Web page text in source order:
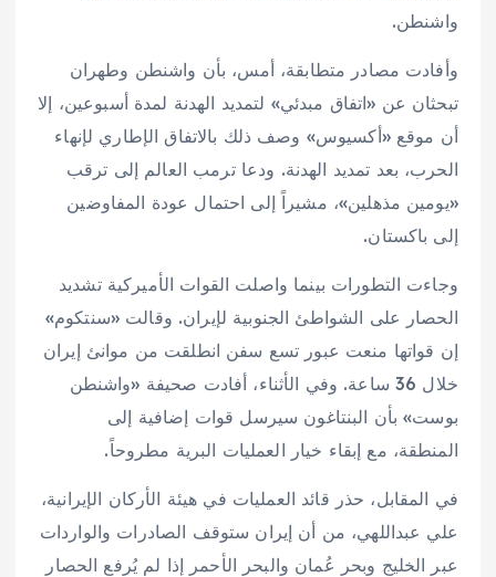
واشنطن.
وأفادت مصادر متطابقة، أمس، بأن واشنطن وطهران
تبحثان عن «اتفاق مبدئي» لتمديد الهدنة لمدة أسبوعين، إلا
أن موقع «أكسيوس» وصف ذلك بالاتفاق الإطاري لإنهاء
الحرب، بعد تمديد الهدنة. ودعا ترمب العالم إلى ترقب
«يومين مذهلين»، مشيراً إلى احتمال عودة المفاوضين
إلى باكستان.
وجاءت التطورات بينما واصلت القوات الأميركية تشديد
الحصار على الشواطئ الجنوبية لإيران. وقالت «سنتكوم»
إن قواتها منعت عبور تسع سفن انطلقت من موانئ إيران
خلال 36 ساعة. وفي الأثناء، أفادت صحيفة «واشنطن
بوست» بأن البنتاغون سيرسل قوات إضافية إلى
المنطقة، مع إبقاء خيار العمليات البرية مطروحاً.
في المقابل، حذر قائد العمليات في هيئة الأركان الإيرانية،
علي عبداللهي، من أن إيران ستوقف الصادرات والواردات
عبر الخليج وبحر عُمان والبحر الأحمر إذا لم يُرفع الحصار